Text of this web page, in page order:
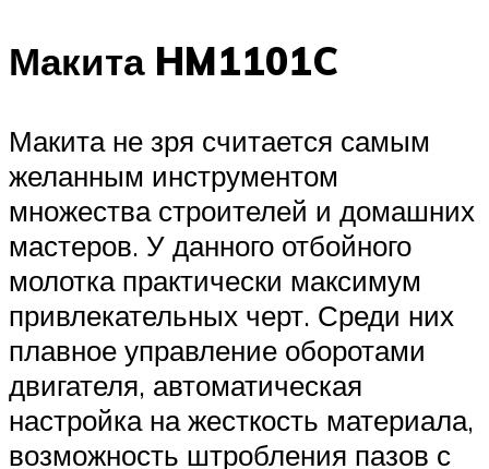
Макита HM1101C
Макита не зря считается самым
желанным инструментом
множества строителей и домашних
мастеров. У данного отбойного
молотка практически максимум
привлекательных черт. Среди них
плавное управление оборотами
двигателя, автоматическая
настройка на жесткость материала,
возможность штробления пазов с